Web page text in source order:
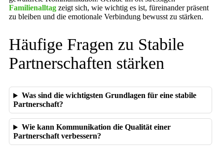
Familienalltag zeigt sich, wie wichtig es ist, füreinander präsent
zu bleiben und die emotionale Verbindung bewusst zu stärken.
Häufige Fragen zu Stabile
Partnerschaften stärken
Was sind die wichtigsten Grundlagen für eine stabile
Partnerschaft?
Wie kann Kommunikation die Qualität einer
Partnerschaft verbessern?